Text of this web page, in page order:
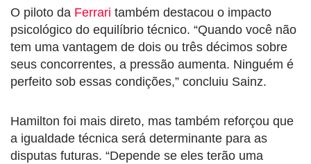
O piloto da Ferrari também destacou o impacto
psicológico do equilíbrio técnico. “Quando você não
tem uma vantagem de dois ou três décimos sobre
seus concorrentes, a pressão aumenta. Ninguém é
perfeito sob essas condições,” concluiu Sainz.
Hamilton foi mais direto, mas também reforçou que
a igualdade técnica será determinante para as
disputas futuras. “Depende se eles terão uma